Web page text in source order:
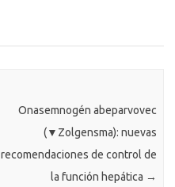
Onasemnogén abeparvovec
(▼Zolgensma): nuevas
recomendaciones de control de
la función hepática →